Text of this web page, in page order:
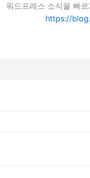
워드프레스 소식을 빠
https://